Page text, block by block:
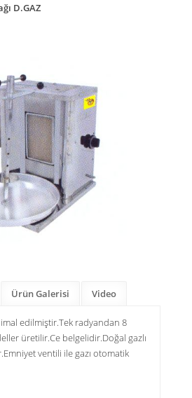
D.GAZ
Ürün Galerisi Video
edilmiştir.Tek radyandan 8
üretilir.Ce belgelidir.Doğal gazlı
Emniyet ventili ile gazı otomatik